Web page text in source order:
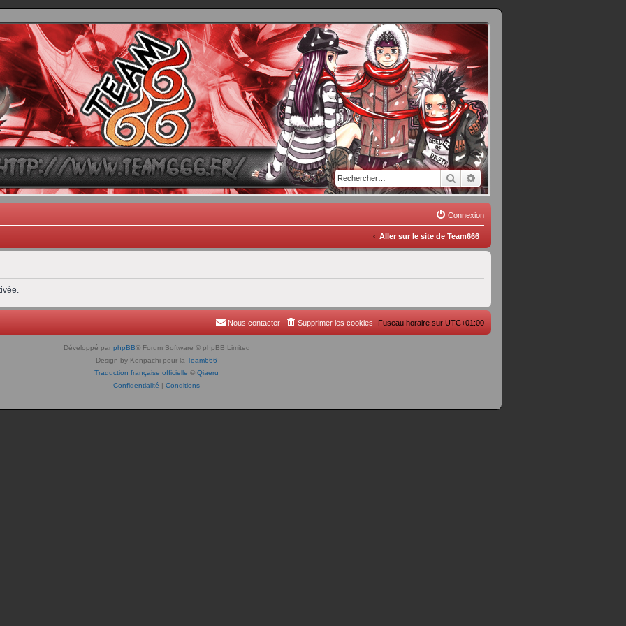
666
One, Blaster Knuckle et Death Trance
RechercherRecherche avancée
Connexion
Aller sur le site de Team666
Fuseau horaire sur UTC+01:00
Supprimer les cookies
Nous contacter
Développé par phpBB® Forum Software © phpBB Limited
Design by Kenpachi pour la Team666
Traduction française officielle © Qiaeru
Confidentialité | Conditions